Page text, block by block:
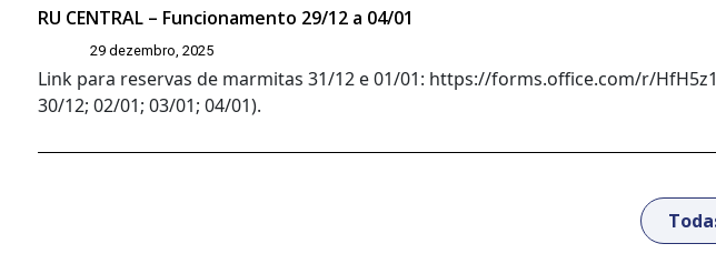
RU CENTRAL – Funcionamento 29/12 a 04/01
29 dezembro, 2025
Link para reservas de marmitas 31/12 e 01/01: https://forms.office.com/r/
30/12; 02/01; 03/01; 04/01).